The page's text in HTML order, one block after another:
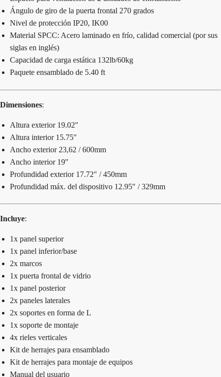
Ángulo de giro de la puerta frontal 270 grados
Nivel de protección IP20, IK00
Material SPCC: Acero laminado en frío, calidad comercial (por sus
siglas en inglés)
Capacidad de carga estática 132lb/60kg
Paquete ensamblado de 5.40 ft
Dimensiones:
Altura exterior 19.02″
Altura interior 15.75″
Ancho exterior 23,62 / 600mm
Ancho interior 19″
Profundidad exterior 17.72″ / 450mm
Profundidad máx. del dispositivo 12.95″ / 329mm
Incluye:
1x panel superior
1x panel inferior/base
2x marcos
1x puerta frontal de vidrio
1x panel posterior
2x paneles laterales
2x soportes en forma de L
1x soporte de montaje
4x rieles verticales
Kit de herrajes para ensamblado
Kit de herrajes para montaje de equipos
Manual del usuario